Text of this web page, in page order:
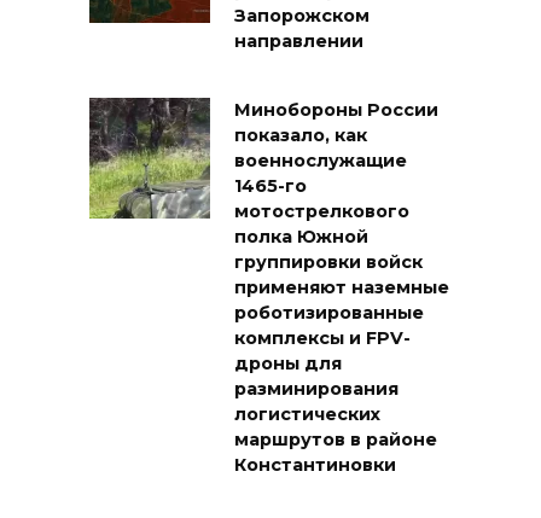
Запорожском
направлении
Минобороны России
показало, как
военнослужащие
1465-го
мотострелкового
полка Южной
группировки войск
применяют наземные
роботизированные
комплексы и FPV-
дроны для
разминирования
логистических
маршрутов в районе
Константиновки